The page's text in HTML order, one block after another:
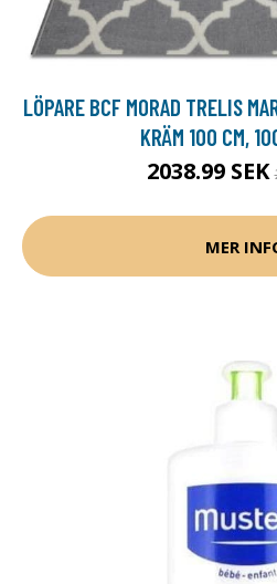
LÖPARE BCF MORAD TRELIS
KRÄM 100 CM,
2038.99 SEK
MER